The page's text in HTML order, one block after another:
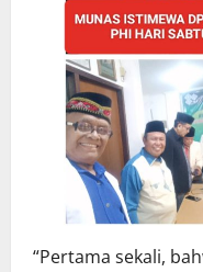
“Pertama sekali,